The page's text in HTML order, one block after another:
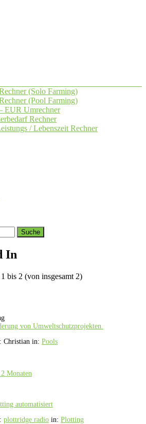
(Solo Farming)
(Pool Farming)
EUR Umrechner
Rechner
/ Lebenszeit Rechner
In
bis 2 (von insgesamt 2)
von Umweltschutzprojekten.
Christian in: Pools
Monaten
automatisiert
plottridge radio in: Plotting